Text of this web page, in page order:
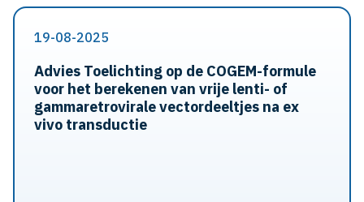
19-08-2025
Advies Toelichting op de COGEM-formule
voor het berekenen van vrije lenti- of
gammaretrovirale vectordeeltjes na ex
vivo transductie